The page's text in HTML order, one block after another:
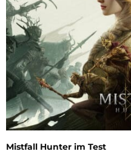
Mistfall Hunter im Test